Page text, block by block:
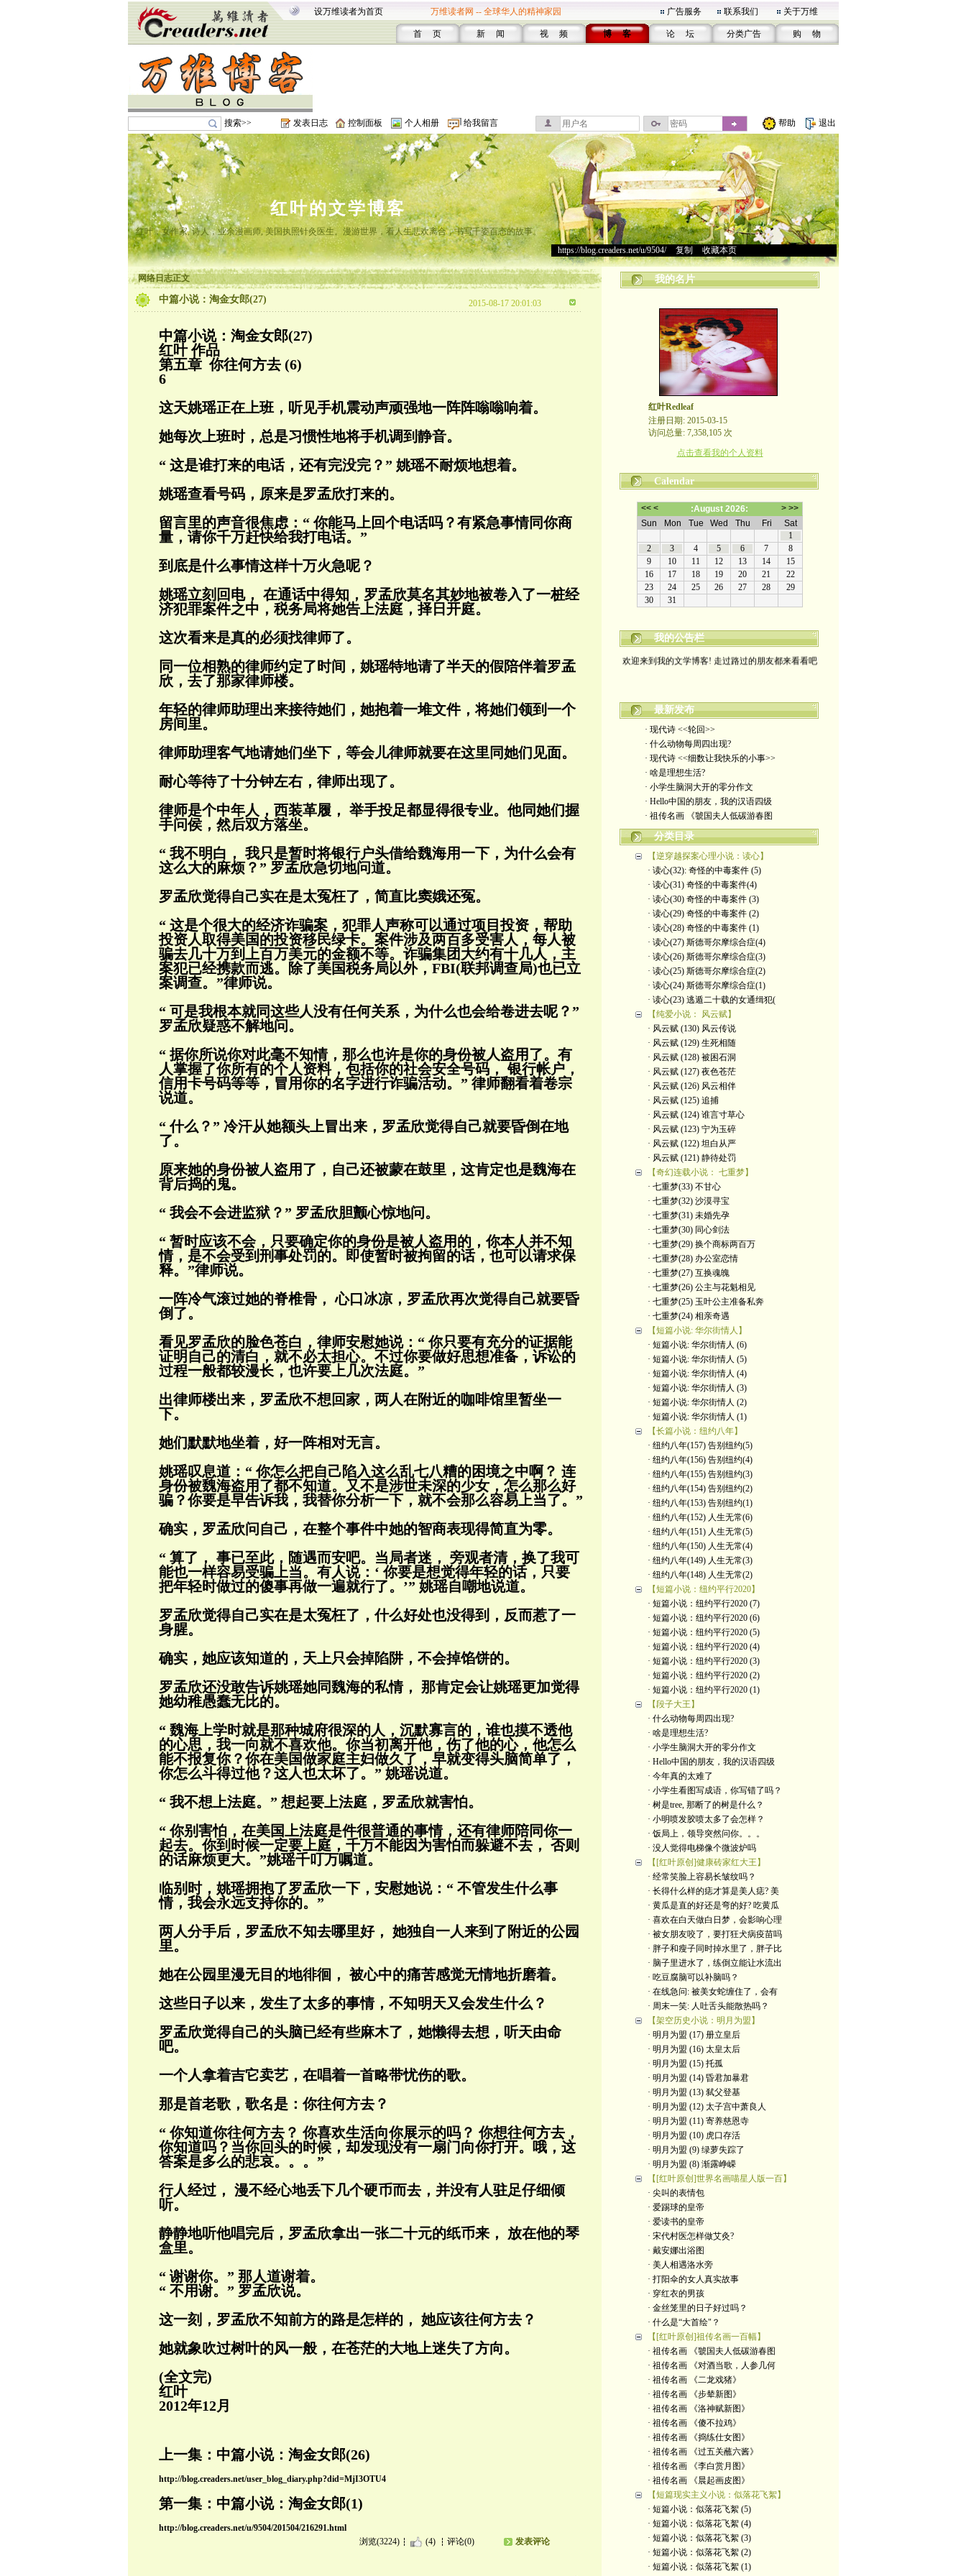
设万维读者为首页 万维读者网 -- 全球华人的精神家园 广告服务 联系我们 关于万维
首 页 新 闻 视 频 博 客 论 坛 分类广告 购 物
搜索>> 发表日志 控制面板 个人相册 给我留言 帮助 退出
红叶的文学博客
红叶，女作家, 诗人，业余漫画师, 美国执照针灸医生。漫游世界，看人生悲欢离合，书写千姿百态的故事。
https://blog.creaders.net/u/9504/> 复制 收藏本页
网络日志正文
中篇小说：淘金女郎(27) 2015-08-17 20:01:03
中篇小说：淘金女郎(27)
红叶 作品
第五章 你往何方去 (6)
6
这天姚瑶正在上班，听见手机震动声顽强地一阵阵嗡嗡响着。
她每次上班时，总是习惯性地将手机调到静音。
“ 这是谁打来的电话，还有完没完？” 姚瑶不耐烦地想着。
姚瑶查看号码，原来是罗孟欣打来的。
留言里的声音很焦虑：“ 你能马上回个电话吗？有紧急事情同你商
量，请你千万赶快给我打电话。”
到底是什么事情这样十万火急呢？
姚瑶立刻回电， 在通话中得知，罗孟欣莫名其妙地被卷入了一桩经
济犯罪案件之中， 税务局将她告上法庭，择日开庭。
这次看来是真的必须找律师了。
同一位相熟的律师约定了时间，姚瑶特地请了半天的假陪伴着罗孟
欣，去了那家律师楼。
年轻的律师助理出来接待她们，她抱着一堆文件，将她们领到一个
房间里。
律师助理客气地请她们坐下，等会儿律师就要在这里同她们见面。
耐心等待了十分钟左右，律师出现了。
律师是个中年人，西装革履， 举手投足都显得很专业。 他同她们握
手问侯，然后双方落坐。
“ 我不明白， 我只是暂时将银行户头借给魏海用一下，为什么会有
这么大的麻烦？” 罗孟欣急切地问道。
罗孟欣觉得自己实在是太冤枉了，简直比窦娥还冤。
“ 这是个很大的经济诈骗案，犯罪人声称可以通过项目投资，帮助
投资人取得美国的投资移民绿卡。案件涉及两百多受害人，每人被
骗去几十万到上百万美元的金额不等。诈骗集团大约有十几人，主
案犯已经携款而逃。除了美国税务局以外，FBI(联邦调查局)也已立
案调查。”律师说。
“ 可是我根本就同这些人没有任何关系，为什么也会给卷进去呢？”
罗孟欣疑惑不解地问。
“ 据你所说你对此毫不知情，那么也许是你的身份被人盗用了。有
人掌握了你所有的个人资料，包括你的社会安全号码， 银行帐户，
信用卡号码等等，冒用你的名字进行诈骗活动。” 律师翻看着卷宗
说道。
“ 什么？” 冷汗从她额头上冒出来，罗孟欣觉得自己就要昏倒在地
了。
原来她的身份被人盗用了，自己还被蒙在鼓里，这肯定也是魏海在
背后捣的鬼。
“ 我会不会进监狱？” 罗孟欣胆颤心惊地问。
“ 暂时应该不会，只要确定你的身份是被人盗用的，你本人并不知
情，是不会受到刑事处罚的。即使暂时被拘留的话，也可以请求保
释。”律师说。
一阵冷气滚过她的脊椎骨， 心口冰凉，罗孟欣再次觉得自己就要昏
倒了。
看见罗孟欣的脸色苍白，律师安慰她说：“ 你只要有充分的证据能
证明自己的清白， 就不必太担心。不过你要做好思想准备，诉讼的
过程一般都较漫长，也许要上几次法庭。”
出律师楼出来，罗孟欣不想回家，两人在附近的咖啡馆里暂坐一
下。
她们默默地坐着，好一阵相对无言。
姚瑶叹息道：“ 你怎么把自己陷入这么乱七八糟的困境之中啊？ 连
身份被魏海盗用了都不知道。又不是涉世未深的少女，怎么那么好
骗？你要是早告诉我，我替你分析一下，就不会那么容易上当了。”
确实，罗孟欣问自己，在整个事件中她的智商表现得简直为零。
“ 算了， 事已至此，随遇而安吧。当局者迷， 旁观者清，换了我可
能也一样容易受骗上当。有人说：‘ 你要是想觉得年轻的话，只要
把年轻时做过的傻事再做一遍就行了。’” 姚瑶自嘲地说道。
罗孟欣觉得自己实在是太冤枉了，什么好处也没得到，反而惹了一
身腥。
确实，她应该知道的，天上只会掉陷阱，不会掉馅饼的。
罗孟欣还没敢告诉姚瑶她同魏海的私情， 那肯定会让姚瑶更加觉得
她幼稚愚蠢无比的。
“ 魏海上学时就是那种城府很深的人，沉默寡言的，谁也摸不透他
的心思，我一向就不喜欢他。你当初离开他，伤了他的心，他怎么
能不报复你？你在美国做家庭主妇做久了，早就变得头脑简单了，
你怎么斗得过他？这人也太坏了。” 姚瑶说道。
“ 我不想上法庭。” 想起要上法庭，罗孟欣就害怕。
“ 你别害怕，在美国上法庭是件很普通的事情，还有律师陪同你一
起去。你到时候一定要上庭，千万不能因为害怕而躲避不去， 否则
的话麻烦更大。”姚瑶千叮万嘱道。
临别时，姚瑶拥抱了罗孟欣一下，安慰她说：“ 不管发生什么事
情，我会永远支持你的。”
两人分手后，罗孟欣不知去哪里好， 她独自一人来到了附近的公园
里。
她在公园里漫无目的地徘徊， 被心中的痛苦感觉无情地折磨着。
这些日子以来，发生了太多的事情，不知明天又会发生什么？
罗孟欣觉得自己的头脑已经有些麻木了，她懒得去想，听天由命
吧。
一个人拿着吉它卖艺，在唱着一首略带忧伤的歌。
那是首老歌，歌名是：你往何方去？
“ 你知道你往何方去？ 你喜欢生活向你展示的吗？ 你想往何方去，
你知道吗？当你回头的时候，却发现没有一扇门向你打开。哦，这
答案是多么的悲哀。。。”
行人经过， 漫不经心地丢下几个硬币而去，并没有人驻足仔细倾
听。
静静地听他唱完后，罗孟欣拿出一张二十元的纸币来， 放在他的琴
盒里。
“ 谢谢你。” 那人道谢着。
“ 不用谢。” 罗孟欣说。
这一刻，罗孟欣不知前方的路是怎样的， 她应该往何方去？
她就象吹过树叶的风一般，在苍茫的大地上迷失了方向。
(全文完)
红叶
2012年12月
上一集：中篇小说：淘金女郎(26)
http://blog.creaders.net/user_blog_diary.php?did=MjI3OTU4
第一集：中篇小说：淘金女郎(1)
http://blog.creaders.net/u/9504/201504/216291.html
浏览(3224)
(4) 评论(0) 发表评论
我的名片
红叶Redleaf
注册日期: 2015-03-15
访问总量: 7,358,105 次
点击查看我的个人资料
Calendar
我的公告栏
最新发布
· 现代诗 <<轮回>>
· 什么动物每周四出现?
· 现代诗 <<细数让我快乐的小事>>
· 啥是理想生活?
· 小学生脑洞大开的零分作文
· Hello中国的朋友，我的汉语四级
· 祖传名画 《虢国夫人低碳游春图
分类目录
【逆穿越探案心理小说：读心】
· 读心(32): 奇怪的中毒案件 (5)
· 读心(31) 奇怪的中毒案件(4)
· 读心(30) 奇怪的中毒案件 (3)
· 读心(29) 奇怪的中毒案件 (2)
· 读心(28) 奇怪的中毒案件 (1)
· 读心(27) 斯德哥尔摩综合症(4)
· 读心(26) 斯德哥尔摩综合症(3)
· 读心(25) 斯德哥尔摩综合症(2)
· 读心(24) 斯德哥尔摩综合症(1)
· 读心(23) 逃遁二十载的女通缉犯(
【纯爱小说： 风云赋】
· 风云赋 (130) 风云传说
· 风云赋 (129) 生死相随
· 风云赋 (128) 被困石洞
· 风云赋 (127) 夜色苍茫
· 风云赋 (126) 风云相伴
· 风云赋 (125) 追捕
· 风云赋 (124) 谁言寸草心
· 风云赋 (123) 宁为玉碎
· 风云赋 (122) 坦白从严
· 风云赋 (121) 静待处罚
【奇幻连载小说： 七重梦】
· 七重梦(33) 不甘心
· 七重梦(32) 沙漠寻宝
· 七重梦(31) 未婚先孕
· 七重梦(30) 同心剑法
· 七重梦(29) 换个商标两百万
· 七重梦(28) 办公室恋情
· 七重梦(27) 互换魂魄
· 七重梦(26) 公主与花魁相见
· 七重梦(25) 玉叶公主准备私奔
· 七重梦(24) 相亲奇遇
【短篇小说: 华尔街情人】
· 短篇小说: 华尔街情人 (6)
· 短篇小说: 华尔街情人 (5)
· 短篇小说: 华尔街情人 (4)
· 短篇小说: 华尔街情人 (3)
· 短篇小说: 华尔街情人 (2)
· 短篇小说: 华尔街情人 (1)
【长篇小说：纽约八年】
· 纽约八年(157) 告别纽约(5)
· 纽约八年(156) 告别纽约(4)
· 纽约八年(155) 告别纽约(3)
· 纽约八年(154) 告别纽约(2)
· 纽约八年(153) 告别纽约(1)
· 纽约八年(152) 人生无常(6)
· 纽约八年(151) 人生无常(5)
· 纽约八年(150) 人生无常(4)
· 纽约八年(149) 人生无常(3)
· 纽约八年(148) 人生无常(2)
【短篇小说：纽约平行2020】
· 短篇小说：纽约平行2020 (7)
· 短篇小说：纽约平行2020 (6)
· 短篇小说：纽约平行2020 (5)
· 短篇小说：纽约平行2020 (4)
· 短篇小说：纽约平行2020 (3)
· 短篇小说：纽约平行2020 (2)
· 短篇小说：纽约平行2020 (1)
【段子大王】
· 什么动物每周四出现?
· 啥是理想生活?
· 小学生脑洞大开的零分作文
· Hello中国的朋友，我的汉语四级
· 今年真的太难了
· 小学生看图写成语，你写错了吗？
· 树是tree, 那断了的树是什么？
· 小明喷发胶喷太多了会怎样？
· 饭局上，领导突然问你。。。
· 没人觉得电梯像个微波炉吗
【[红叶原创]健康砖家红大王】
· 经常笑脸上容易长皱纹吗？
· 长得什么样的痣才算是美人痣? 美
· 黄瓜是直的好还是弯的好? 吃黄瓜
· 喜欢在白天做白日梦，会影响心理
· 被女朋友咬了，要打狂犬病疫苗吗
· 胖子和瘦子同时掉水里了，胖子比
· 脑子里进水了，练倒立能让水流出
· 吃豆腐脑可以补脑吗？
· 在线急问: 被美女蛇缠住了，会有
· 周末一笑: 人吐舌头能散热吗？
【架空历史小说：明月为盟】
· 明月为盟 (17) 册立皇后
· 明月为盟 (16) 太皇太后
· 明月为盟 (15) 托孤
· 明月为盟 (14) 昏君加暴君
· 明月为盟 (13) 弑父登基
· 明月为盟 (12) 太子宫中萧良人
· 明月为盟 (11) 寄养慈恩寺
· 明月为盟 (10) 虎口存活
· 明月为盟 (9) 绿萝失踪了
· 明月为盟 (8) 渐露峥嵘
【[红叶原创]世界名画喵星人版一百】
· 尖叫的表情包
· 爱踢球的皇帝
· 爱读书的皇帝
· ​宋代村医怎样做艾灸?
· 戴安娜出浴图
· 美人相遇洛水旁
· 打阳伞的女人真实故事
· 穿红衣的男孩
· 金丝笼里的日子好过吗？
· 什么是“大首绘"？
【[红叶原创]祖传名画一百幅】
· 祖传名画 《虢国夫人低碳游春图
· 祖传名画 《对酒当歌，人参几何
· 祖传名画 《二龙戏猪》
· 祖传名画 《步辇新图》
· 祖传名画 《洛神赋新图》
· 祖传名画 《傻不拉鸡》
· 祖传名画 《捣练仕女图》
· 祖传名画 《过五关蘸六酱》
· 祖传名画 《李白赏月图》
· 祖传名画 《晨起画皮图》
【短篇现实主义小说：似落花飞絮】
· 短篇小说：似落花飞絮 (5)
· 短篇小说：似落花飞絮 (4)
· 短篇小说：似落花飞絮 (3)
· 短篇小说：似落花飞絮 (2)
· 短篇小说：似落花飞絮 (1)